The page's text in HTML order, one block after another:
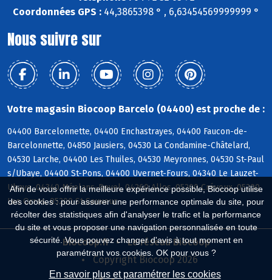
Afin de vous offrir la meilleure expérience possible, Biocoop utilise
des cookies : pour assurer une performance optimale du site, pour
récolter des statistiques afin d'analyser le trafic et la performance
du site et vous proposer une navigation personnalisée en toute
sécurité. Vous pouvez changer d'avis à tout moment en
paramétrant vos cookies. OK pour vous ?
En savoir plus et paramétrer les cookies
Coordonnées GPS : 44,3865398 ° , 6,63454569999999 °
Nous suivre sur
Votre magasin Biocoop Barcelo (04400) est proche de :
04400 Barcelonnette, 04400 Enchastrayes, 04400 Faucon-de-
Barcelonnette, 04850 Jausiers, 04530 La Condamine-Châtelard,
04530 Larche, 04400 Les Thuiles, 04530 Meyronnes, 04530 St-Paul
s/Ubaye, 04400 St-Pons, 04400 Uvernet-Fours, 04340 Le Lauzet-
Ubaye, 04340 Méolans-Revel, 04260 Allos, 05200 Crévoux, 05200
Les Orres, 05200 St-Sauveur
Biocoop.fr
Le réseau Biocoop
Copyright Biocoop 2026